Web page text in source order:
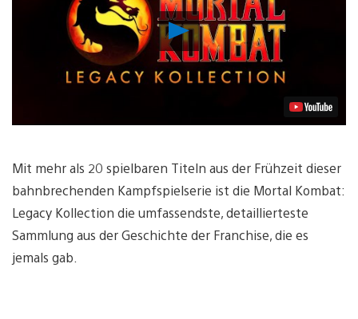
Video
abspielen
Mit mehr als 20 spielbaren Titeln aus der Frühzeit dieser
bahnbrechenden Kampfspielserie ist die Mortal Kombat:
Legacy Kollection die umfassendste, detaillierteste
Sammlung aus der Geschichte der Franchise, die es
jemals gab.